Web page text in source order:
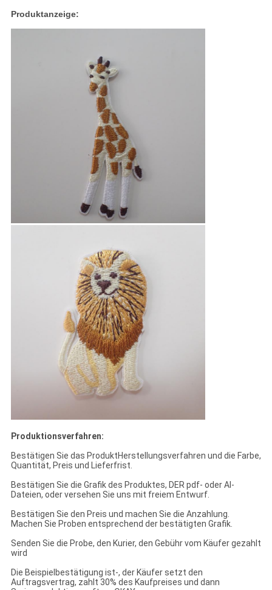
Produktanzeige:
Produktionsverfahren:
Bestätigen Sie das ProduktHerstellungsverfahren und die Farbe,
Quantität, Preis und Lieferfrist.
Bestätigen Sie die Grafik des Produktes, DER pdf- oder AI-
Dateien, oder versehen Sie uns mit freiem Entwurf.
Bestätigen Sie den Preis und machen Sie die Anzahlung.
Machen Sie Proben entsprechend der bestätigten Grafik.
Senden Sie die Probe, den Kurier, den Gebühr vom Käufer gezahlt
wird
Die Beispielbestätigung ist-, der Käufer setzt den
Auftragsvertrag, zahlt 30% des Kaufpreises und dann